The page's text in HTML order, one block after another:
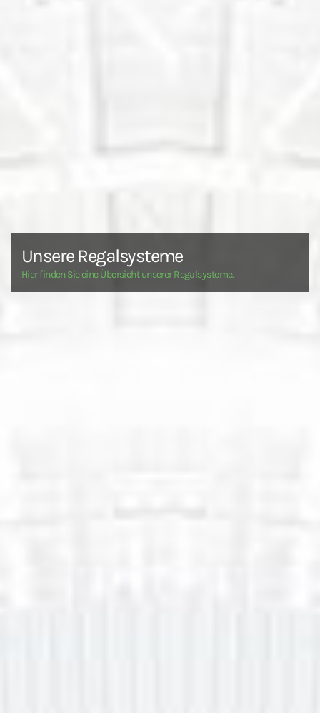
Unsere Regalsysteme
Hier finden Sie eine Übersicht unserer Regalsysteme.